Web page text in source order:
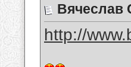
Вячеслав
http://